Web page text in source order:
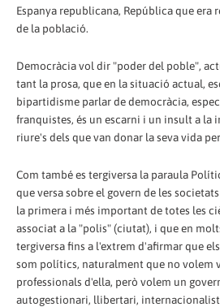
Espanya republicana, República que era
de la població.
Democràcia vol dir "poder del poble",
tant la prosa, que en la situació actual,
bipartidisme parlar de democràcia,
franquistes, és un escarni i un insult a la
riure's dels que van donar la seva vida
Com també es tergiversa la paraula
que versa sobre el govern de les
la primera i més important de totes les
associat a la "polis" (ciutat), i que en
tergiversa fins a l'extrem d'afirmar que
som polítics, naturalment que no volem
professionals d'ella, però volem un
autogestionari, llibertari,